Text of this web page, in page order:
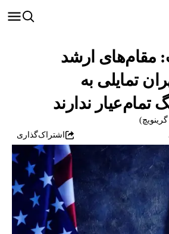
مقام‌های ارشد
تمایلی به
تمام‌عیار ندارند
اشتراک‌گذاری